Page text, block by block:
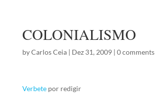
COLONIALISMO
byCarlos Ceia| Dez 31, 2009| 0 comments
Verbetepor redigir